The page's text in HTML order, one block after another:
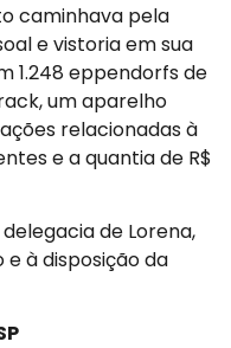
caminhava pela
e vistoria em sua
1.248 eppendorfs de
um aparelho
relacionadas à
e a quantia de R$
de Lorena,
à disposição da